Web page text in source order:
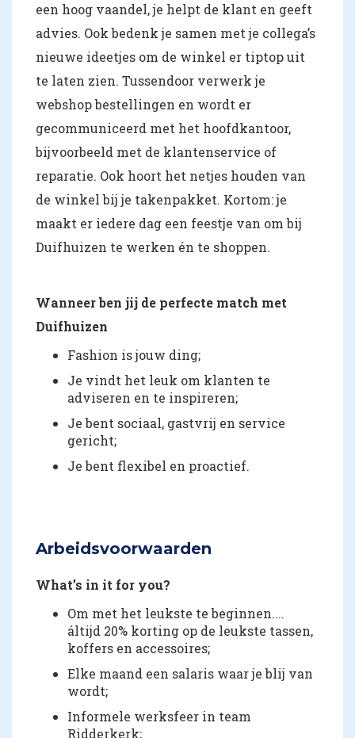
een hoog vaandel, je helpt de klant en geeft
advies. Ook bedenk je samen met je collega’s
nieuwe ideetjes om de winkel er tiptop uit
te laten zien. Tussendoor verwerk je
webshop bestellingen en wordt er
gecommuniceerd met het hoofdkantoor,
bijvoorbeeld met de klantenservice of
reparatie. Ook hoort het netjes houden van
de winkel bij je takenpakket. Kortom: je
maakt er iedere dag een feestje van om bij
Duifhuizen te werken én te shoppen.
Wanneer ben jij de perfecte match met
Duifhuizen
Fashion is jouw ding;
Je vindt het leuk om klanten te
adviseren en te inspireren;
Je bent sociaal, gastvrij en service
gericht;
Je bent flexibel en proactief.
Arbeidsvoorwaarden
What’s in it for you?
Om met het leukste te beginnen....
áltijd 20% korting op de leukste tassen,
koffers en accessoires;
Elke maand een salaris waar je blij van
wordt;
Informele werksfeer in team
Ridderkerk;